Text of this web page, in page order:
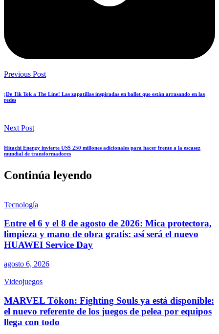
Previous Post
¡De Tik Tok a The Line! Las zapatillas inspiradas en ballet que están arrasando en las
redes
Next Post
Hitachi Energy invierte US$ 250 millones adicionales para hacer frente a la escasez
mundial de transformadores
Continúa leyendo
Tecnología
Entre el 6 y el 8 de agosto de 2026: Mica protectora,
limpieza y mano de obra gratis: así será el nuevo
HUAWEI Service Day
agosto 6, 2026
Videojuegos
MARVEL Tōkon: Fighting Souls ya está disponible:
el nuevo referente de los juegos de pelea por equipos
llega con todo